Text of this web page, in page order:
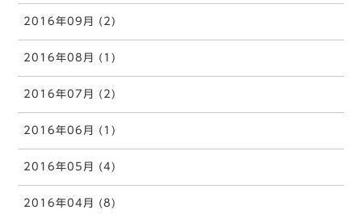
2016年09月 (2)
2016年08月 (1)
2016年07月 (2)
2016年06月 (1)
2016年05月 (4)
2016年04月 (8)